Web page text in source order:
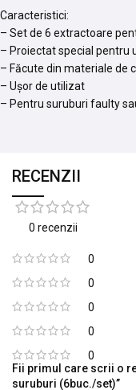
Caracteristici:
– Set de 6 extractoare
– Proiectat special pentru
– Făcute din materiale de
– Ușor de utilizat
– Pentru suruburi faulty
RECENZII
0 recenzii
0
0
0
0
0
Fii primul care scrii o
suruburi (6buc./set)”